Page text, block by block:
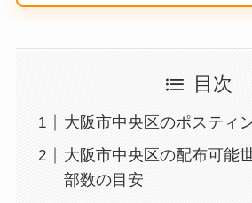
目次
大阪市中央区のポスティ
大阪市中央区の配布可能
部数の目安